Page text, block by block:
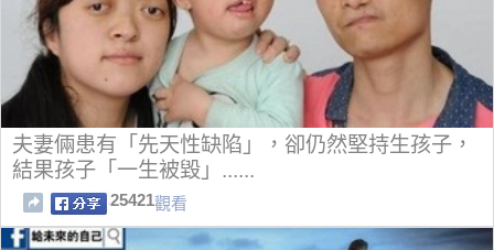
夫妻倆患有「先天性缺陷」，卻仍然堅持生孩子，
結果孩子「一生被毀」......
25421觀看